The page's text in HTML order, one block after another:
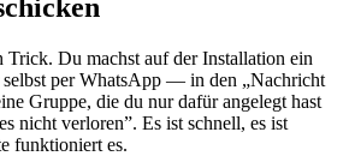
Trick. Du machst auf der Installation ein
selbst per WhatsApp — in den „Nachricht
Gruppe, die du nur dafür angelegt hast
nicht verloren”. Es ist schnell, es ist
funktioniert es.